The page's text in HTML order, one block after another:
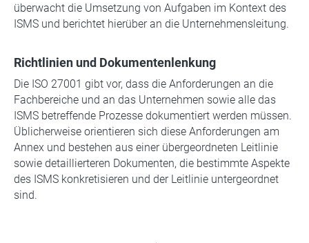
überwacht die Umsetzung von Aufgaben im Kontext des
ISMS und berichtet hierüber an die Unternehmensleitung.
Richtlinien und Dokumentenlenkung
Die ISO 27001 gibt vor, dass die Anforderungen an die
Fachbereiche und an das Unternehmen sowie alle das
ISMS betreffende Prozesse dokumentiert werden müssen.
Üblicherweise orientieren sich diese Anforderungen am
Annex und bestehen aus einer übergeordneten Leitlinie
sowie detaillierteren Dokumenten, die bestimmte Aspekte
des ISMS konkretisieren und der Leitlinie untergeordnet
sind.